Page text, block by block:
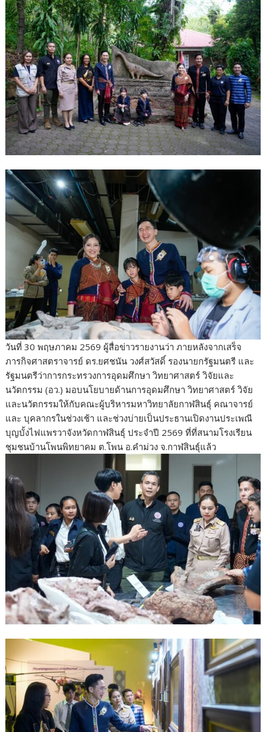
วันที่ 30 พฤษภาคม 2569 ผู้สื่อข่าวรายงานว่า ภายหลังจากเสร็จ
ภารกิจศาสตราจารย์ ดร.ยศชนัน วงศ์สวัสดิ์ รองนายกรัฐมนตรี และ
รัฐมนตรีว่าการกระทรวงการอุดมศึกษา วิทยาศาสตร์ วิจัยและ
นวัตกรรม (อว.) มอบนโยบายด้านการอุดมศึกษา วิทยาศาสตร์ วิจัย
และนวัตกรรมให้กับคณะผู้บริหารมหาวิทยาลัยกาฬสินธุ์ คณาจารย์
และ บุคลากรในช่วงเช้า และช่วงบ่ายเป็นประธานเปิดงานประเพณี
บุญบั้งไฟแพรวาจังหวัดกาฬสินธุ์ ประจำปี 2569 ที่ที่สนามโรงเรียน
ชุมชนบ้านโพนพิทยาคม ต.โพน อ.คำม่วง จ.กาฬสินธุ์แล้ว